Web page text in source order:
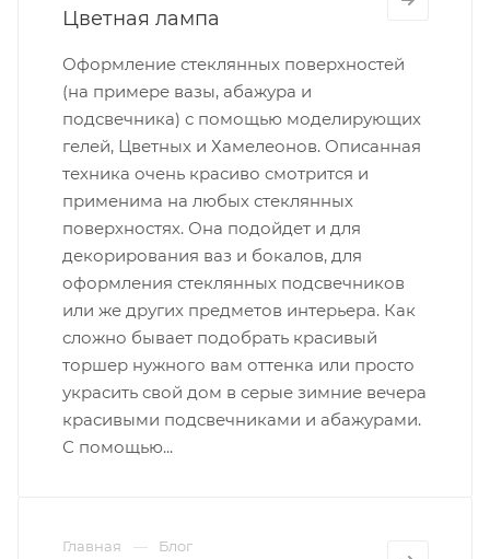
Цветная лампа
Оформление стеклянных поверхностей
(на примере вазы, абажура и
подсвечника) с помощью моделирующих
гелей, Цветных и Хамелеонов. Описанная
техника очень красиво смотрится и
применима на любых стеклянных
поверхностях. Она подойдет и для
декорирования ваз и бокалов, для
оформления стеклянных подсвечников
или же других предметов интерьера. Как
сложно бывает подобрать красивый
торшер нужного вам оттенка или просто
украсить свой дом в серые зимние вечера
красивыми подсвечниками и абажурами.
С помощью...
Главная Блог